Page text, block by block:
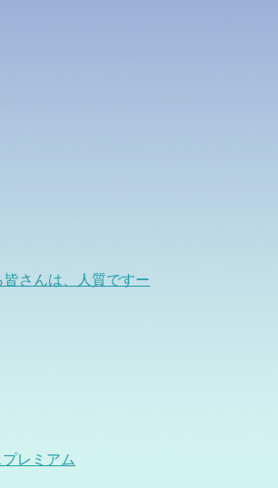
さんは、人質ですー
レミアム